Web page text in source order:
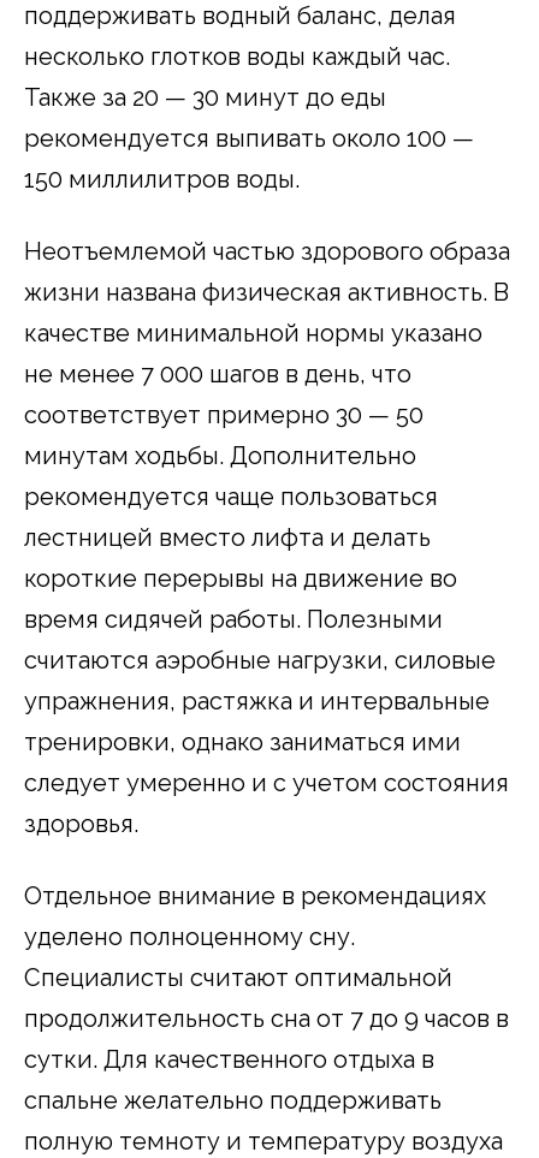
поддерживать водный баланс, делая
несколько глотков воды каждый час.
Также за 20 — 30 минут до еды
рекомендуется выпивать около 100 —
150 миллилитров воды.
Неотъемлемой частью здорового образа
жизни названа физическая активность. В
качестве минимальной нормы указано
не менее 7 000 шагов в день, что
соответствует примерно 30 — 50
минутам ходьбы. Дополнительно
рекомендуется чаще пользоваться
лестницей вместо лифта и делать
короткие перерывы на движение во
время сидячей работы. Полезными
считаются аэробные нагрузки, силовые
упражнения, растяжка и интервальные
тренировки, однако заниматься ими
следует умеренно и с учетом состояния
здоровья.
Отдельное внимание в рекомендациях
уделено полноценному сну.
Специалисты считают оптимальной
продолжительность сна от 7 до 9 часов в
сутки. Для качественного отдыха в
спальне желательно поддерживать
полную темноту и температуру воздуха